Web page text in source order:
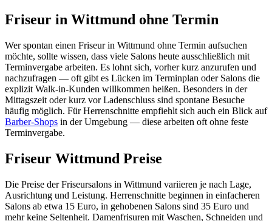
Friseur in Wittmund ohne Termin
Wer spontan einen Friseur in Wittmund ohne Termin aufsuchen
möchte, sollte wissen, dass viele Salons heute ausschließlich mit
Terminvergabe arbeiten. Es lohnt sich, vorher kurz anzurufen und
nachzufragen — oft gibt es Lücken im Terminplan oder Salons die
explizit Walk-in-Kunden willkommen heißen. Besonders in der
Mittagszeit oder kurz vor Ladenschluss sind spontane Besuche
häufig möglich. Für Herrenschnitte empfiehlt sich auch ein Blick auf
Barber-Shops in der Umgebung — diese arbeiten oft ohne feste
Terminvergabe.
Friseur Wittmund Preise
Die Preise der Friseursalons in Wittmund variieren je nach Lage,
Ausrichtung und Leistung. Herrenschnitte beginnen in einfacheren
Salons ab etwa 15 Euro, in gehobenen Salons sind 35 Euro und
mehr keine Seltenheit. Damenfrisuren mit Waschen, Schneiden und